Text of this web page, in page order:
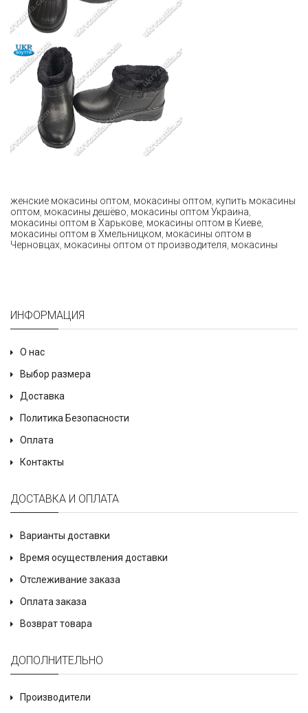
женские мокасины оптом мокасины оптом купить мокасины
оптом мокасины дешёво мокасины оптом Украина
мокасины оптом в Харькове мокасины оптом в Киеве
мокасины оптом в Хмельницком мокасины оптом в
Черновцах мокасины оптом от производителя мокасины
ИНФОРМАЦИЯ
О нас
Выбор размера
Доставка
Политика Безопасности
Оплата
Контакты
ДОСТАВКА И ОПЛАТА
Варианты доставки
Время осуществления доставки
Отслеживание заказа
Оплата заказа
Возврат товара
ДОПОЛНИТЕЛЬНО
Производители